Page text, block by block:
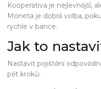
Kooperativa je nejlevnější,
Moneta je dobrá volba,
rychle v bance.
Jak to
Nastavit pojištění
pět kroků: